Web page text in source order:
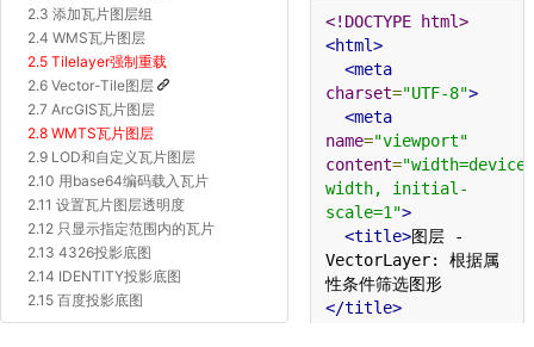
2.3 添加瓦片图层组
2.4 WMS瓦片图层
2.5 Tilelayer强制重载
2.6 Vector-Tile图层
2.7 ArcGIS瓦片图层
2.8 WMTS瓦片图层
2.9 LOD和自定义瓦片图层
2.10 用base64编码载入瓦片
2.11 设置瓦片图层透明度
2.12 只显示指定范围内的瓦片
2.13 4326投影底图
2.14 IDENTITY投影底图
2.15 百度投影底图
2.16 Proj4js自定义投影底图
<!DOCTYPE html>
<html>
<meta
charset="UTF-8">
<meta
name="viewport"
content="width=device-
width, initial-
scale=1">
<title>图层 -
VectorLayer: 根据属
性条件筛选图形
</title>